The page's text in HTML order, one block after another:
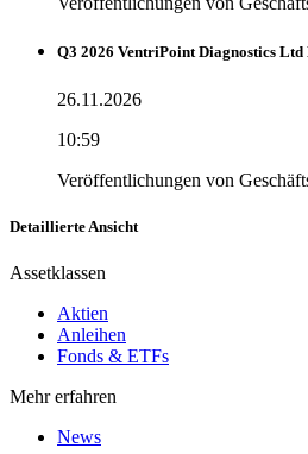
Q3 2026 VentriPoint Diagnostics Ltd
26.11.2026
10:59
Veröffentlichungen von
Detaillierte Ansicht
Assetklassen
Aktien
Anleihen
Fonds & ETFs
Mehr erfahren
News